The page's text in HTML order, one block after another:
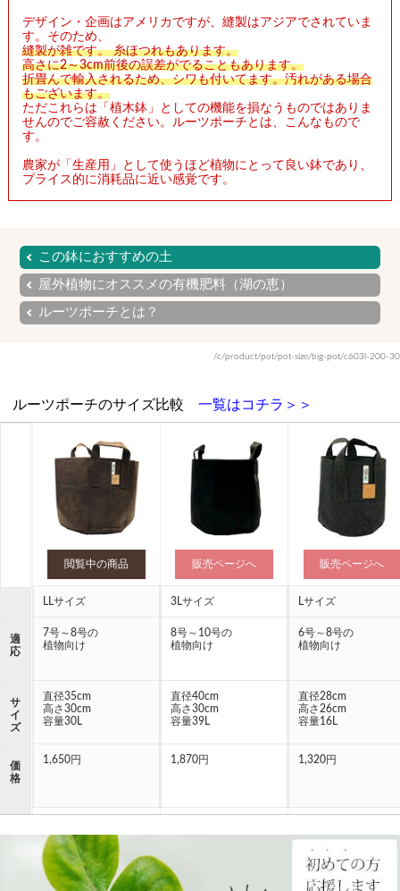
デザイン・企画はアメリカですが、縫製はアジアでされていま
す。そのため、
縫製が雑です。 糸ほつれもあります。
高さに2～3cm前後の誤差がでることもあります。
折畳んで輸入されるため、シワも付いてます。汚れがある場合
もございます。
ただこれらは「植木鉢」としての機能を損なうものではありま
せんのでご容赦ください。ルーツポーチとは、こんなもので
す。
農家が「生産用」として使うほど植物にとって良い鉢であり、
プライス的に消耗品に近い感覚です。
この鉢におすすめの土
屋外植物にオススメの有機肥料（湖の恵）
ルーツポーチとは？
/c/product/pot/pot-size/big-pot/c603l-200-30
ルーツポーチのサイズ比較 一覧はコチラ＞＞
適
応
サ
イ
ズ
価
格
閲覧中の商品
LLサイズ
7号～8号の
植物向け
直径35cm
高さ30cm
容量30L
1,650円
販売ページへ
3Lサイズ
8号～10号の
植物向け
直径40cm
高さ30cm
容量39L
1,870円
販売ページへ
Lサイズ
6号～8号の
植物向け
直径28cm
高さ26cm
容量16L
1,320円